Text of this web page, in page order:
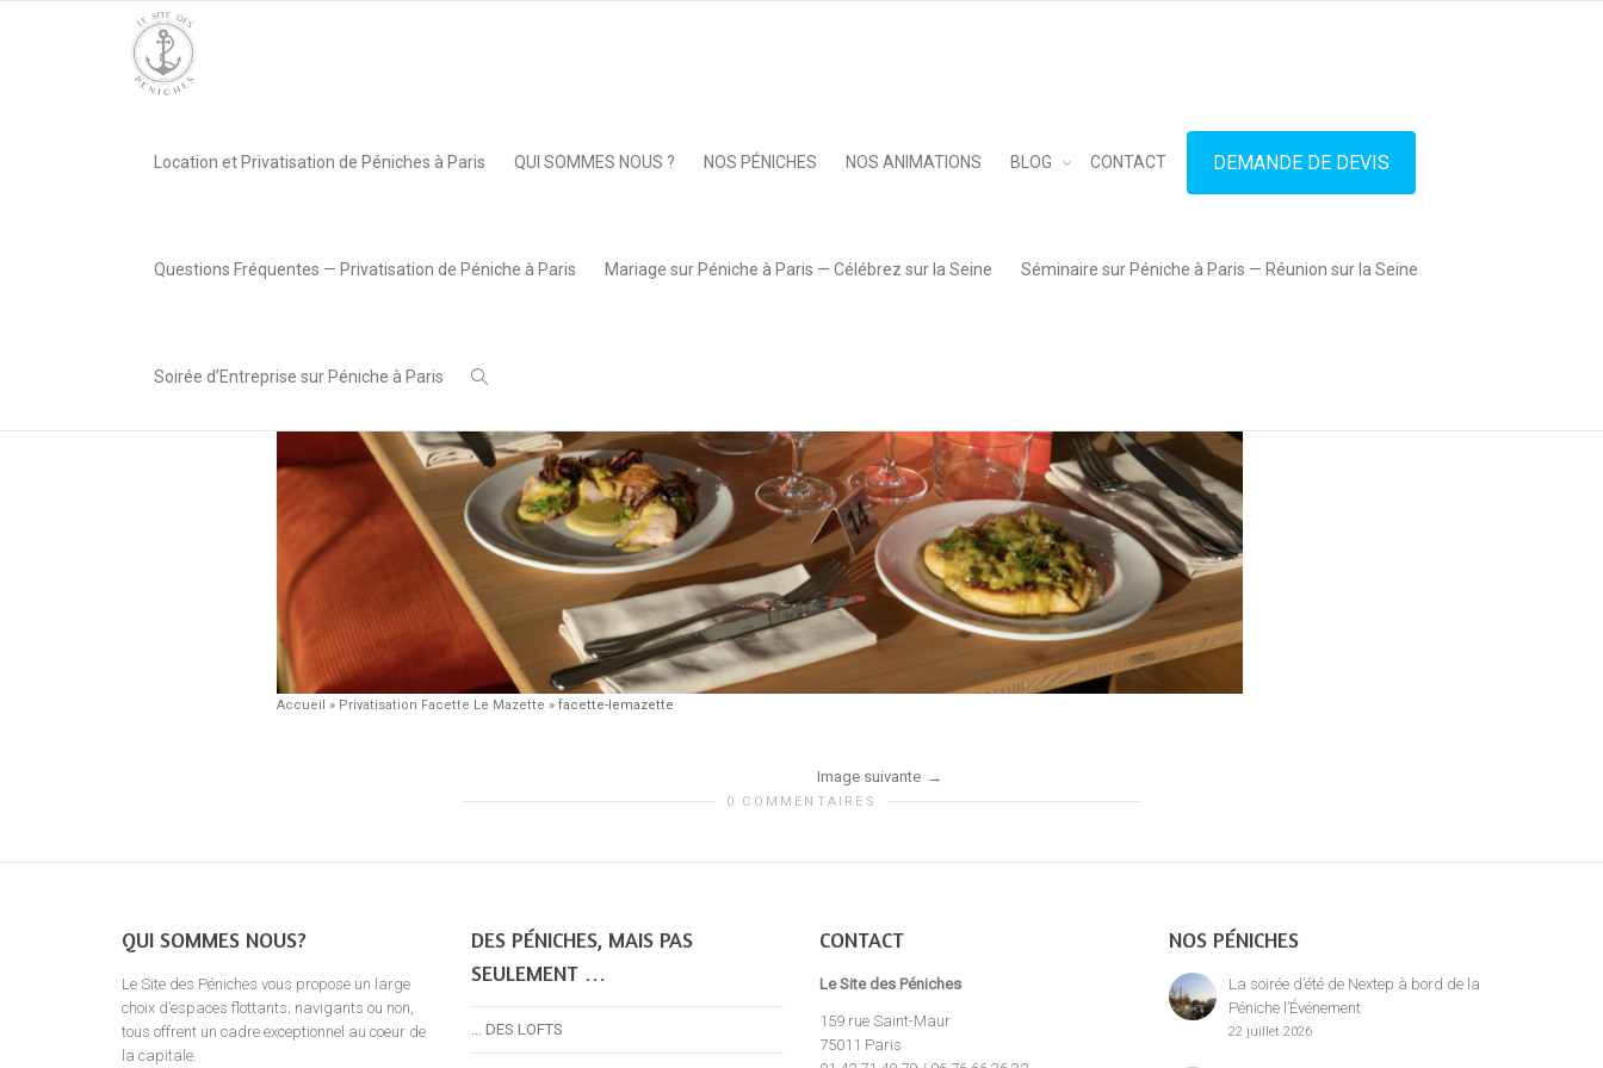
Location et Privatisation de Péniches à Paris QUI SOMMES NOUS ? NOS PÉNICHES NOS ANIMATIONS BLOG CONTACT DEMANDE DE DEVIS
Questions Fréquentes — Privatisation de Péniche à Paris Mariage sur Péniche à Paris — Célébrez sur la Seine Séminaire sur Péniche à Paris — Réunion sur la Seine
Soirée d’Entreprise sur Péniche à Paris
Accueil » Privatisation Facette Le Mazette » facette-lemazette
Image suivante
0 COMMENTAIRES
QUI SOMMES NOUS?
Le Site des Péniches vous propose un large
choix d’espaces flottants; navigants ou non,
tous offrent un cadre exceptionnel au coeur de
la capitale.
DES PÉNICHES, MAIS PAS
SEULEMENT …
… DES LOFTS
CONTACT
Le Site des Péniches
159 rue Saint-Maur
75011 Paris
NOS PÉNICHES
La soirée d’été de Nextep à bord de la
Péniche l’Événement
22 juillet 2026